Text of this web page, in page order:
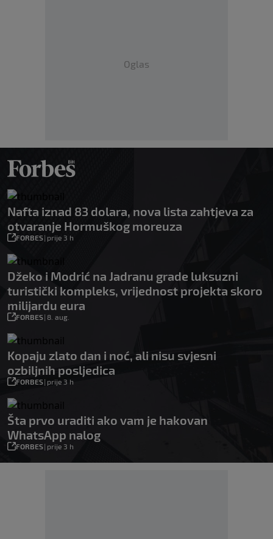
Oglas
Nafta iznad 83 dolara, nova lista zahtjeva za
otvaranje Hormuškog moreuza
FORBES| prije 3 h
Džeko i Modrić na Jadranu grade luksuzni
turistički kompleks, vrijednost projekta skoro
milijardu eura
FORBES| 8. aug.
Kopaju zlato dan i noć, ali nisu svjesni
ozbiljnih posljedica
FORBES| prije 3 h
Šta prvo uraditi ako vam je hakovan
WhatsApp nalog
FORBES| prije 3 h